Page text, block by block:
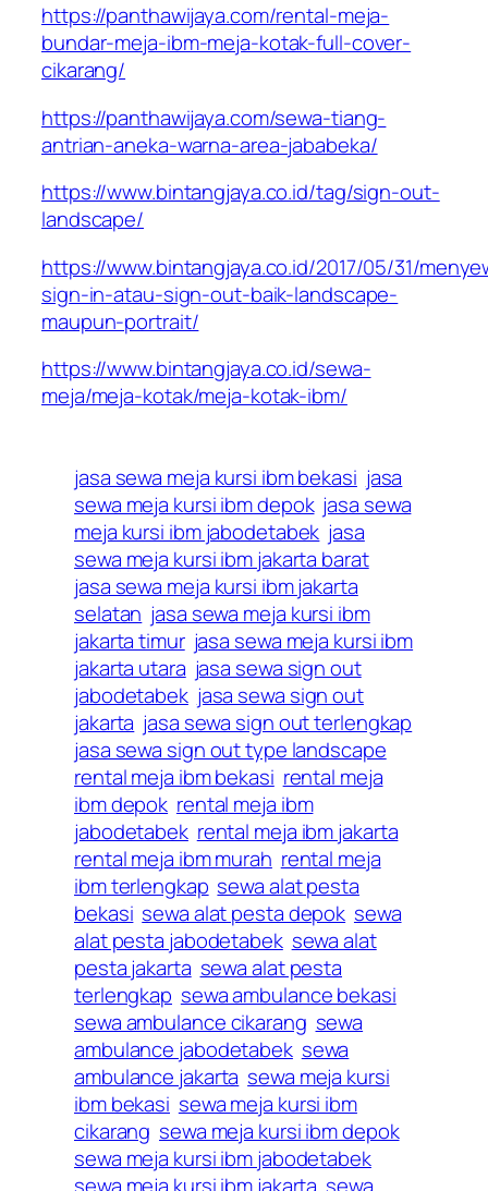
https://panthawijaya.com/rental-meja-
bundar-meja-ibm-meja-kotak-full-cover-
cikarang/
https://panthawijaya.com/sewa-tiang-
antrian-aneka-warna-area-jababeka/
https://www.bintangjaya.co.id/tag/sign-out-
landscape/
https://www.bintangjaya.co.id/2017/05/31/
sign-in-atau-sign-out-baik-landscape-
maupun-portrait/
https://www.bintangjaya.co.id/sewa-
meja/meja-kotak/meja-kotak-ibm/
jasa sewa meja kursi ibm bekasi jasa
sewa meja kursi ibm depok jasa sewa
meja kursi ibm jabodetabek jasa
sewa meja kursi ibm jakarta barat
jasa sewa meja kursi ibm jakarta
selatan jasa sewa meja kursi ibm
jakarta timur jasa sewa meja kursi ibm
jakarta utara jasa sewa sign out
jabodetabek jasa sewa sign out
jakarta jasa sewa sign out terlengkap
jasa sewa sign out type landscape
rental meja ibm bekasi rental meja
ibm depok rental meja ibm
jabodetabek rental meja ibm jakarta
rental meja ibm murah rental meja
ibm terlengkap sewa alat pesta
bekasi sewa alat pesta depok sewa
alat pesta jabodetabek sewa alat
pesta jakarta sewa alat pesta
terlengkap sewa ambulance bekasi
sewa ambulance cikarang sewa
ambulance jabodetabek sewa
ambulance jakarta sewa meja kursi
ibm bekasi sewa meja kursi ibm
cikarang sewa meja kursi ibm depok
sewa meja kursi ibm jabodetabek